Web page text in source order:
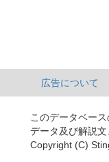
広告について
このデータベー
データ及び解説文
Copyright (C)